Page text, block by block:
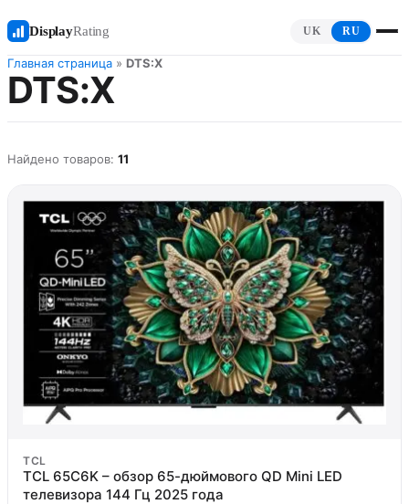
DisplayRating UK RU
Главная страница » DTS:X
DTS:X
Найдено товаров: 11
TCL
TCL 65C6K – обзор 65-дюймового QD Mini LED
телевизора 144 Гц 2025 года